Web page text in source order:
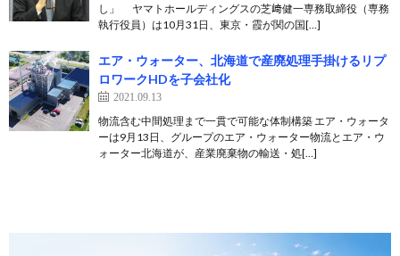
し」 ヤマトホールディングスの芝﨑健一専務取締役（専務
執行役員）は10月31日、東京・霞が関の国[…]
エア・ウォーター、北海道で産廃処理手掛けるリプ
ロワークHDを子会社化
2021.09.13
物流含む中間処理まで一貫で可能な体制構築 エア・ウォータ
ーは9月13日、グループのエア・ウォーター物流とエア・ウ
ォーター北海道が、産業廃棄物の輸送・処[…]